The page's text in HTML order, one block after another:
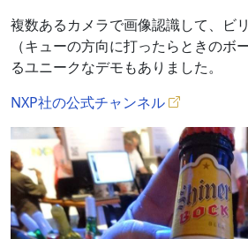
複数あるカメラで画像認識して、ビ
（キューの方向に打ったらときのボ
るユニークなデモもありました。
NXP社の公式チャンネル